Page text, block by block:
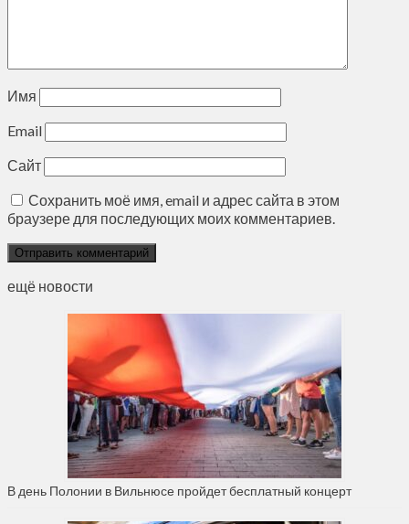
Имя
Email
Сайт
Сохранить моё имя, email и адрес сайта в этом
браузере для последующих моих комментариев.
ещё новости
В день Полонии в Вильнюсе пройдет бесплатный концерт